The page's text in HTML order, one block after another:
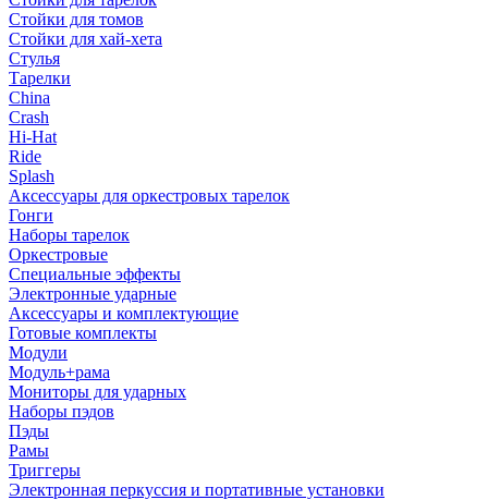
Стойки для томов
Стойки для хай-хета
Стулья
Тарелки
China
Crash
Hi-Hat
Ride
Splash
Аксессуары для оркестровых тарелок
Гонги
Наборы тарелок
Оркестровые
Специальные эффекты
Электронные ударные
Аксессуары и комплектующие
Готовые комплекты
Модули
Модуль+рама
Мониторы для ударных
Наборы пэдов
Пэды
Рамы
Триггеры
Электронная перкуссия и портативные установки